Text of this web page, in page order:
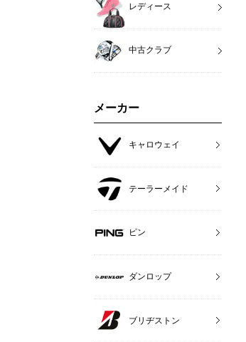
レディース
中古クラブ
メーカー
キャロウェイ
テーラーメイド
ピン
ダンロップ
ブリヂストン